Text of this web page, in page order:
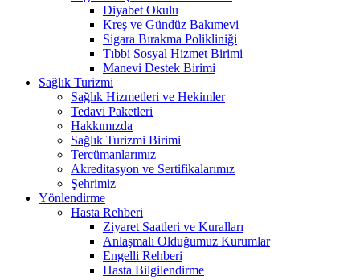
Diyabet Okulu
Kreş ve Gündüz Bakımevi
Sigara Bırakma Polikliniği
Tıbbi Sosyal Hizmet Birimi
Manevi Destek Birimi
Sağlık Turizmi
Sağlık Hizmetleri ve Hekimler
Tedavi Paketleri
Hakkımızda
Sağlık Turizmi Birimi
Tercümanlarımız
Akreditasyon ve Sertifikalarımız
Şehrimiz
Yönlendirme
Hasta Rehberi
Ziyaret Saatleri ve Kuralları
Anlaşmalı Olduğumuz Kurumlar
Engelli Rehberi
Hasta Bilgilendirme